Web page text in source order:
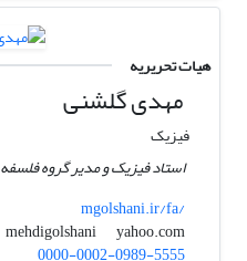
هیات تحریریه
مهدی گلشنی
فیزیک
استاد فیزیک و مدیر گروه
mgolshani.ir/fa/
mehdigolshani
yahoo.com
0000-0002-0989-5555